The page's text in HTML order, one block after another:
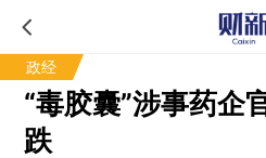
政经
“毒胶囊”涉事药企
跌